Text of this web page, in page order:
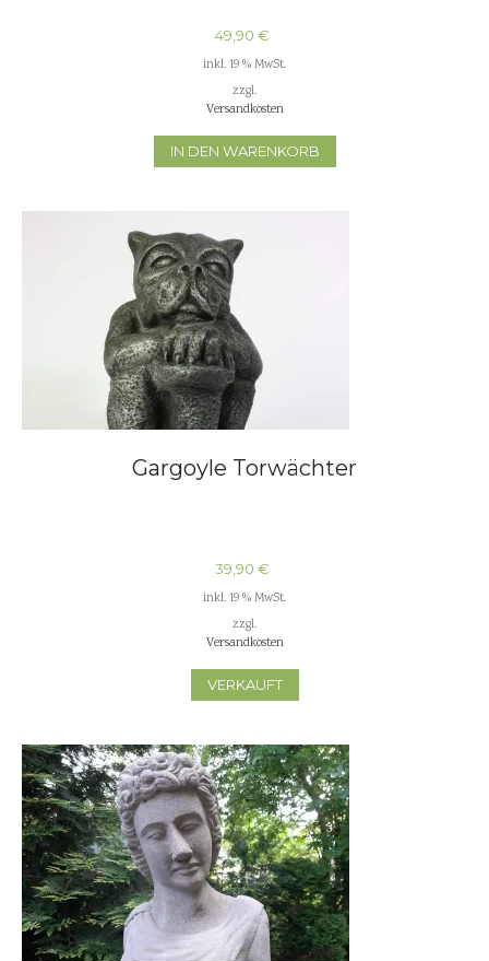
49,90 €
inkl. 19 % MwSt.
zzgl.
Versandkosten
IN DEN WARENKORB
Gargoyle Torwächter
39,90 €
inkl. 19 % MwSt.
zzgl.
Versandkosten
VERKAUFT